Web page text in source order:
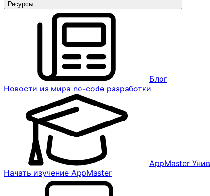
Ресурсы
Блог
Новости из мира no-code разработки
AppMaster
Начать изучение AppMaster